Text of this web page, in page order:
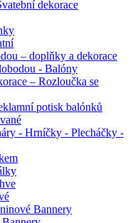
dekorace
– doplňky a dekorace
- Balóny
– Rozloučka se
potisk balónků
- Hrníčky - Plecháčky -
Bannery